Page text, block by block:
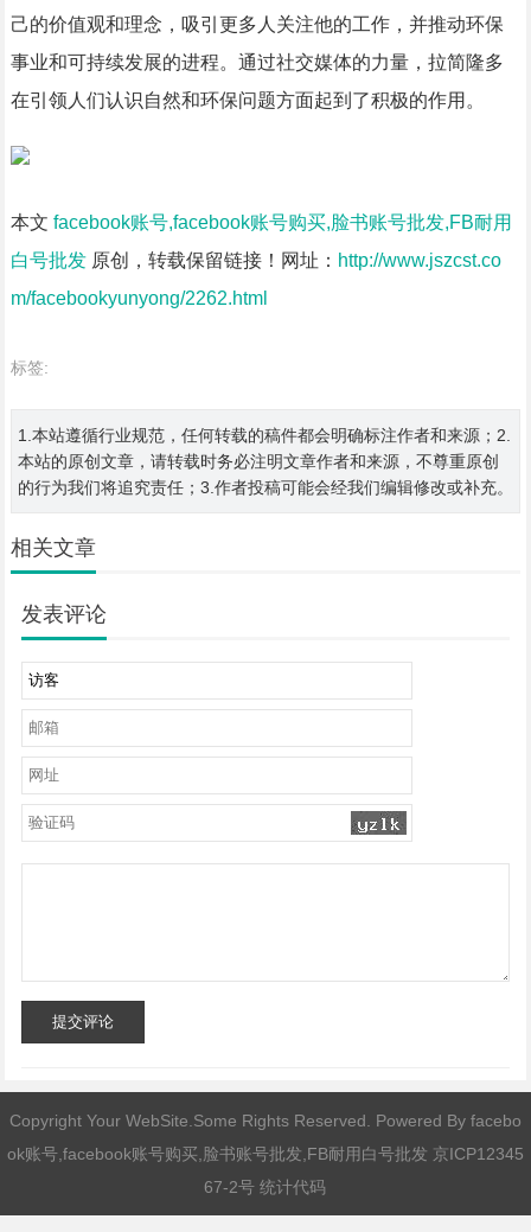
己的价值观和理念，吸引更多人关注他的工作，并推动环保
事业和可持续发展的进程。通过社交媒体的力量，拉简隆多
在引领人们认识自然和环保问题方面起到了积极的作用。
本文 facebook账号,facebook账号购买,脸书账号批发,FB耐用
白号批发原创，转载保留链接！网址： http://www.jszcst.co
m/facebookyunyong/2262.html
标签:
1.本站遵循行业规范，任何转载的稿件都会明确标注作者和来源；2.
本站的原创文章，请转载时务必注明文章作者和来源，不尊重原创
的行为我们将追究责任；3.作者投稿可能会经我们编辑修改或补充。
相关文章
发表评论
提交评论
Copyright Your WebSite.Some Rights Reserved. Powered By facebo
ok账号,facebook账号购买,脸书账号批发,FB耐用白号批发 京ICP12345
67-2号 统计代码